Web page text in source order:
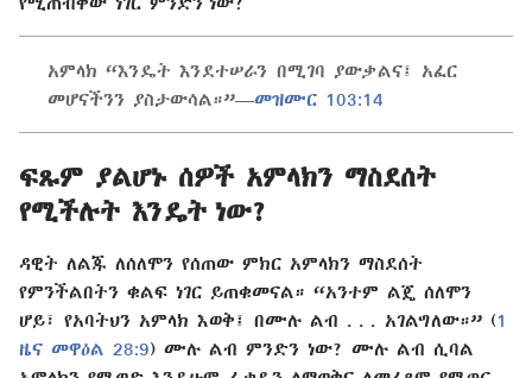
አምላክ “እንዴት እንደተሠራን በሚገባ ያውቃልና፤ አፈር
መሆናችንን ያስታውሳል።”—መዝሙር 103:14
ፍጹም ያልሆኑ ሰዎች አምላክን ማስደሰት
የሚችሉት እንዴት ነው?
ዳዊት ለልጁ ለሰለሞን የሰጠው ምክር አምላክን ማስደሰት
የምንችልበትን ቁልፍ ነገር ይጠቁመናል። “አንተም ልጄ ሰለሞን
ሆይ፣ የአባትህን አምላክ እወቅ፤ በሙሉ ልብ . . . አገልግለው።” (1
ዜና መዋዕል 28:9) ሙሉ ልብ ምንድን ነው? ሙሉ ልብ ሲባል